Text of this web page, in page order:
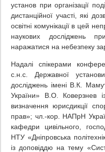
установ при організації
дистанційної участі, які
освітні комунікації в цей
наукових досліджень
наражатися на небезпеку
Надалі спікерами
с.н.с. Державної
досліджень імені В.К.
України» В.О. Коверзнев
визначення юрисдикції
прав»; чл.-кор. НАПрН
кафедри цивільного,
НТУ «Дніпровська
із доповіддю на тему